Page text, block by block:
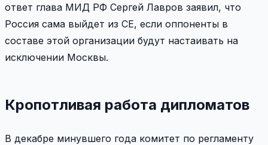
ответ глава МИД РФ Сергей Лавров заявил, что
Россия сама выйдет из СЕ, если оппоненты в
составе этой организации будут настаивать на
исключении Москвы.
Кропотливая работа дипломатов
В декабре минувшего года комитет по регламенту